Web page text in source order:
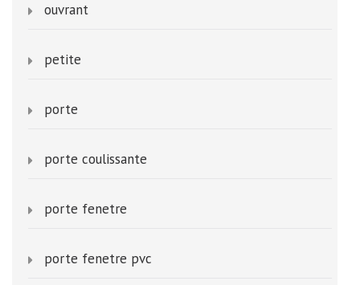
ouvrant
petite
porte
porte coulissante
porte fenetre
porte fenetre pvc